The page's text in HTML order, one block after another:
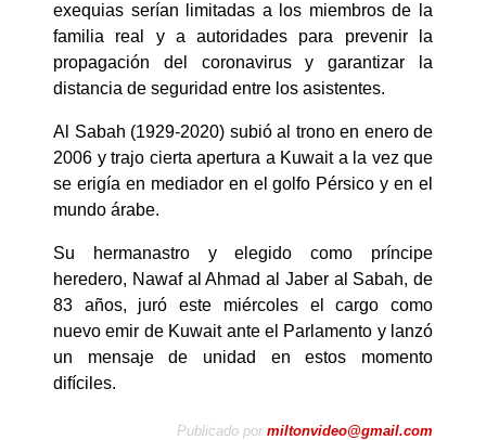
exequias serían limitadas a los miembros de la
familia real y a autoridades para prevenir la
propagación del coronavirus y garantizar la
distancia de seguridad entre los asistentes.
Al Sabah (1929-2020) subió al trono en enero de
2006 y trajo cierta apertura a Kuwait a la vez que
se erigía en mediador en el golfo Pérsico y en el
mundo árabe.
Su hermanastro y elegido como príncipe
heredero, Nawaf al Ahmad al Jaber al Sabah, de
83 años, juró este miércoles el cargo como
nuevo emir de Kuwait ante el Parlamento y lanzó
un mensaje de unidad en estos momento
difíciles.
Publicado por miltonvideo@gmail.com